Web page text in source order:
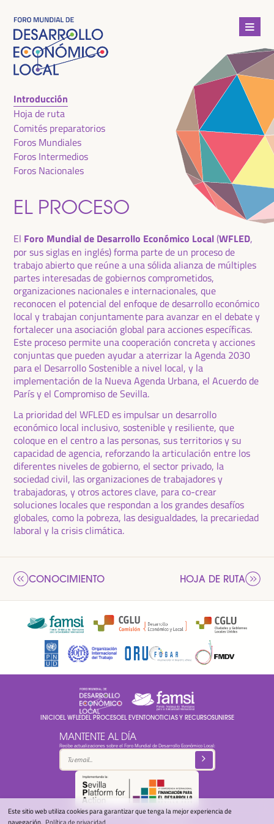
Este sitio web utiliza cookies para garantizar que tenga la mejor experiencia de
navegación. Política de privacidad
Introducción
Hoja de ruta
Comités preparatorios
Foros Mundiales
Foros Intermedios
Foros Nacionales
EL PROCESO
El Foro Mundial de Desarrollo Económico Local(WFLED,
por sus siglas en inglés) forma parte de un proceso de
trabajo abierto que reúne a una sólida alianza de múltiples
partes interesadas de gobiernos comprometidos,
organizaciones nacionales e internacionales, que
reconocen el potencial del enfoque de desarrollo económico
local y trabajan conjuntamente para avanzar en el debate y
fortalecer una asociación global para acciones específicas.
Este proceso permite una cooperación concreta y acciones
conjuntas que pueden ayudar a aterrizar la Agenda 2030
para el Desarrollo Sostenible a nivel local, y la
implementación de la Nueva Agenda Urbana, el Acuerdo de
París y el Compromiso de Sevilla.
La prioridad del WFLED es impulsar un desarrollo
económico local inclusivo, sostenible y resiliente, que
coloque en el centro a las personas, sus territorios y su
capacidad de agencia, reforzando la articulación entre los
diferentes niveles de gobierno, el sector privado, la
sociedad civil, las organizaciones de trabajadores y
trabajadoras, y otros actores clave, para co-crear
soluciones locales que respondan a los grandes desafíos
globales, como la pobreza, las desigualdades, la precariedad
laboral y la crisis climática.
CONOCIMIENTO HOJA DE RUTA
INICIOEL WFLEDEL PROCESOEL EVENTONOTICIAS Y RECURSOSUNIRSE
MANTENTE AL DÍA
Recibe actualizaciones sobre el Foro Mundial de Desarrollo Económico Local:
© 2025 Foro Mundial DEL -